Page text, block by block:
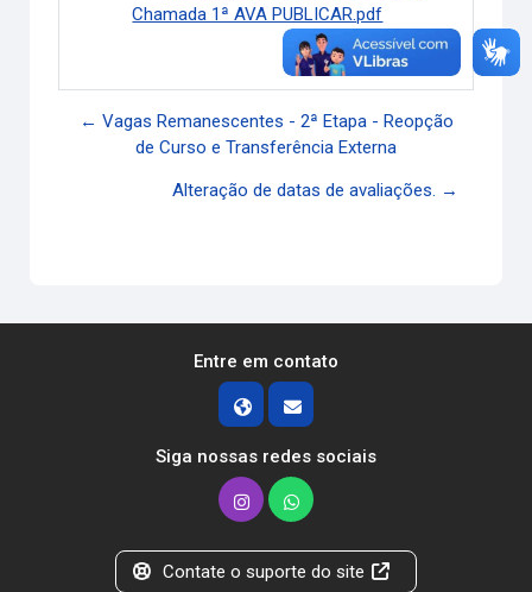
Chamada 1ª AVA PUBLICAR.pdf
Link direto
← Vagas Remanescentes - 2ª Etapa - Reopção
de Curso e Transferência Externa
Alteração de datas de avaliações. →
Entre em contato
Siga nossas redes sociais
Contate o suporte do site